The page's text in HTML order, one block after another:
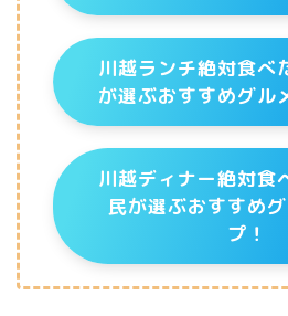
川越ランチ絶対食べ
が選ぶおすすめグル
川越ディナー絶対食
民が選ぶおすすめ
プ！